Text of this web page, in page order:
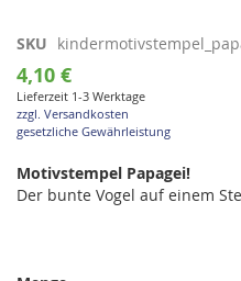
Zum
Anfang
der
Bildgalerie
springen
SKU
4,10 €
Lieferzeit 1-3 Werktage
zzgl. Versandkosten
gesetzliche Gewährleistung
Motivstempel Papagei!
Der bunte Vogel auf einem